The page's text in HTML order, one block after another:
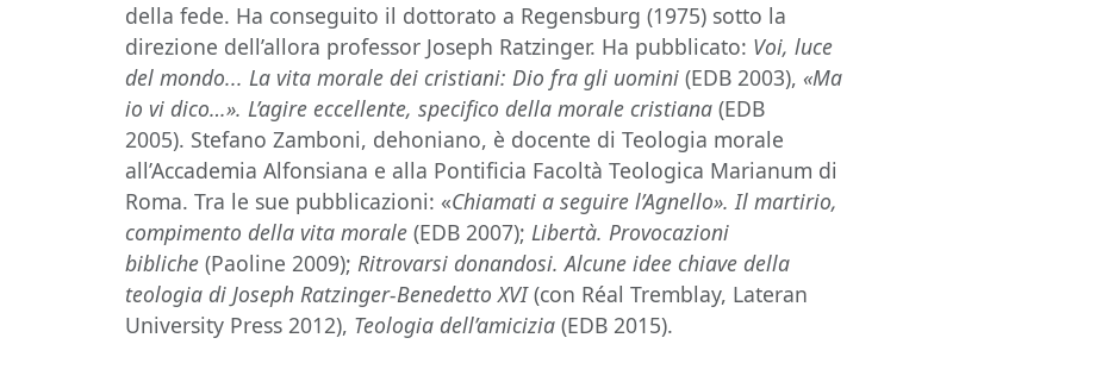
della fede. Ha conseguito il dottorato a Regensburg (1975) sotto la
direzione dell’allora professor Joseph Ratzinger. Ha pubblicato: Voi, luce
del mondo... La vita morale dei cristiani: Dio fra gli uomini (EDB 2003), «Ma
io vi dico…». L’agire eccellente, specifico della morale cristiana (EDB
2005). Stefano Zamboni, dehoniano, è docente di Teologia morale
all’Accademia Alfonsiana e alla Pontificia Facoltà Teologica Marianum di
Roma. Tra le sue pubblicazioni: «Chiamati a seguire l’Agnello». Il martirio,
compimento della vita morale(EDB 2007);Libertà. Provocazioni
bibliche(Paoline 2009);Ritrovarsi donandosi. Alcune idee chiave della
teologia di Joseph Ratzinger-Benedetto XVI(con Réal Tremblay, Lateran
University Press 2012), Teologia dell’amicizia (EDB 2015).